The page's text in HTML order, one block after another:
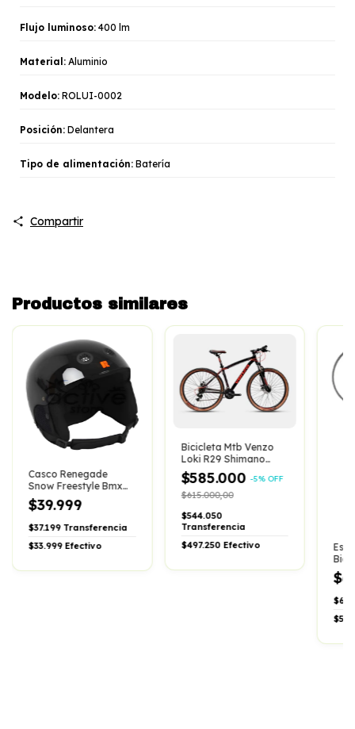
Flujo luminoso: 400 lm
Material: Aluminio
Modelo: ROLUI-0002
Posición: Delantera
Tipo de alimentación: Batería
Compartir
Productos similares
Casco Renegade
Snow Freestyle Bmx
Orejeras Desmontable
$39.999
$37.199 Transferencia
$33.999 Efectivo
Bicicleta Mtb Venzo
Loki R29 Shimano
Suspension Nuevo
Modelo
$585.000-5% OFF
$615.000,00
$544.050
Transferencia
$497.250 Efectivo